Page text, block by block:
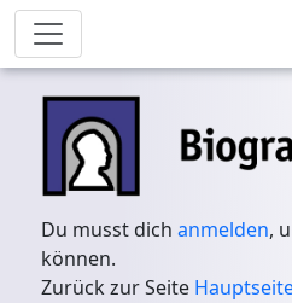
Du musst dichanmelden,
können.
Zurück zur Seite